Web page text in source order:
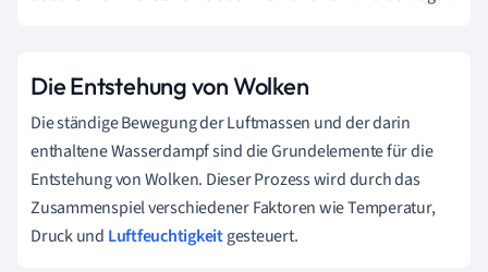
Die Entstehung von Wolken
Die ständige Bewegung der Luftmassen und der darin
enthaltene Wasserdampf sind die Grundelemente für die
Entstehung von Wolken. Dieser Prozess wird durch das
Zusammenspiel verschiedener Faktoren wie Temperatur,
Druck und Luftfeuchtigkeitgesteuert.